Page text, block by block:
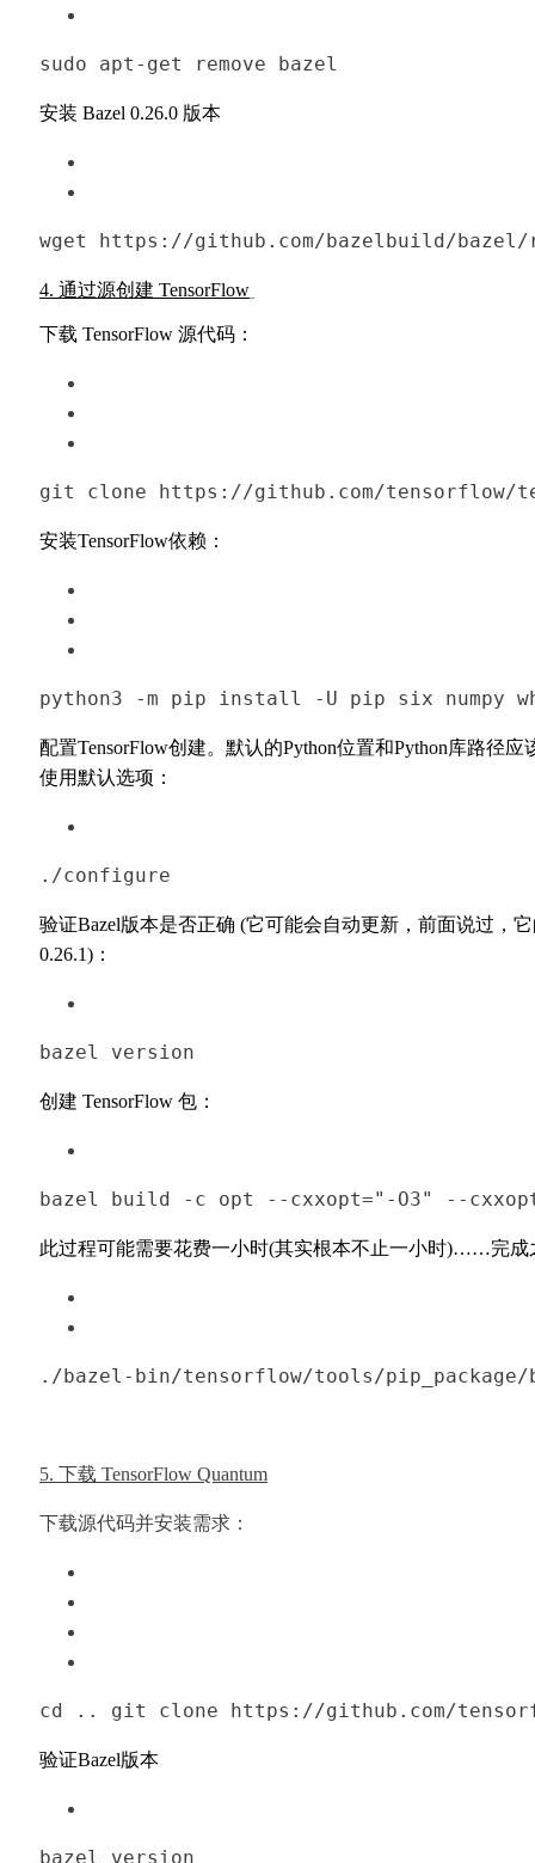
sudo apt- get remove bazel
安装 Bazel 0.26.0 版本
wget https: //github.com/bazelbuild /bazel/
4. 通过源创建 TensorFlow
下载 TensorFlow 源代码：
git clone https://github.com/
安装TensorFlow依赖：
python3 -m pip install -U pip six numpy
配置TensorFlow创建。默认的Python位置和Python库路径
使用默认选项：
./configure
验证Bazel版本是否正确 (它可能会自动更新，前面说过，
0.26.1)：
bazel version
创建 TensorFlow 包：
bazel build - c opt --cxxopt="-O3" --
此过程可能需要花费一小时(其实根本不止一小时)……完成
./bazel-bin/tensorflow/tools/pip_package/
5. 下载 TensorFlow Quantum
下载源代码并安装需求：
cd .. git clone https://github.com/
验证Bazel版本
bazel version